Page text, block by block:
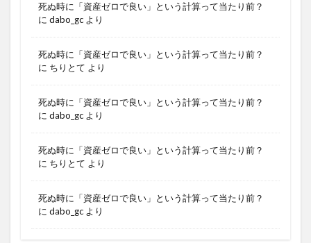
死ぬ時に「資産ゼロで良い」という計算って当たり前？
に dabo_gc より
死ぬ時に「資産ゼロで良い」という計算って当たり前？
に ちりとて より
死ぬ時に「資産ゼロで良い」という計算って当たり前？
に dabo_gc より
死ぬ時に「資産ゼロで良い」という計算って当たり前？
に ちりとて より
死ぬ時に「資産ゼロで良い」という計算って当たり前？
に dabo_gc より